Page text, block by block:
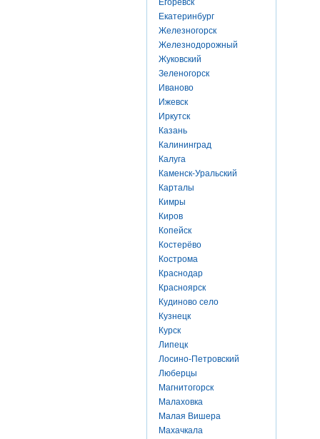
Егоревск
Екатеринбург
Железногорск
Железнодорожный
Жуковский
Зеленогорск
Иваново
Ижевск
Иркутск
Казань
Калининград
Калуга
Каменск-Уральский
Карталы
Кимры
Киров
Копейск
Костерёво
Кострома
Краснодар
Красноярск
Кудиново село
Кузнецк
Курск
Липецк
Лосино-Петровский
Люберцы
Магнитогорск
Малаховка
Малая Вишера
Махачкала